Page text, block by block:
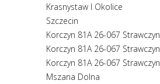
Krasnystaw I Okolice
Szczecin
Korczyn 81A 26-067 Strawczyn
Korczyn 81A 26-067 Strawczyn
Korczyn 81A 26-067 Strawczyn
Mszana Dolna